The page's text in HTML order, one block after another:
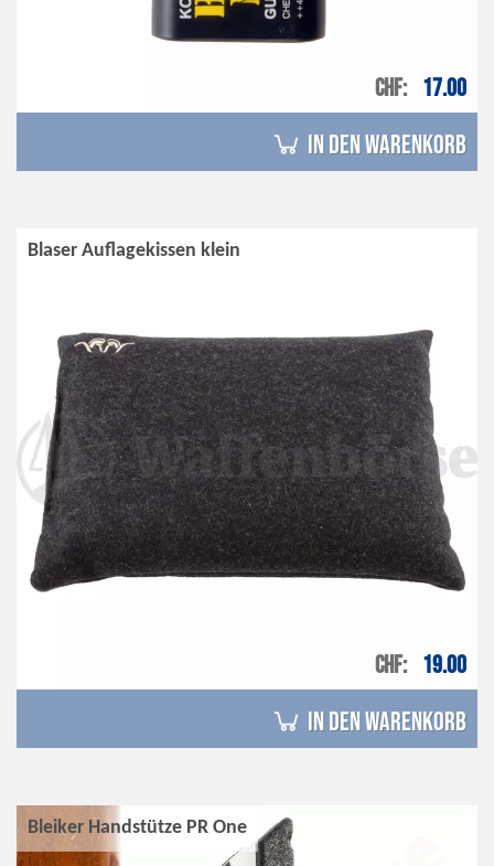
CHF 17.00
in den Warenkorb
Blaser Auflagekissen klein
CHF 19.00
in den Warenkorb
Bleiker Handstütze PR One